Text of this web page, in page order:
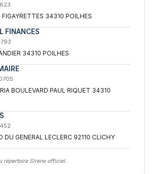
FIGAYRETTES 34310 POILHES
FINANCES
34310 POILHES
BOULEVARD PAUL RIQUET 34310
DU GENERAL LECLERC 92110 CLICHY
répertoire Sirene officiel.